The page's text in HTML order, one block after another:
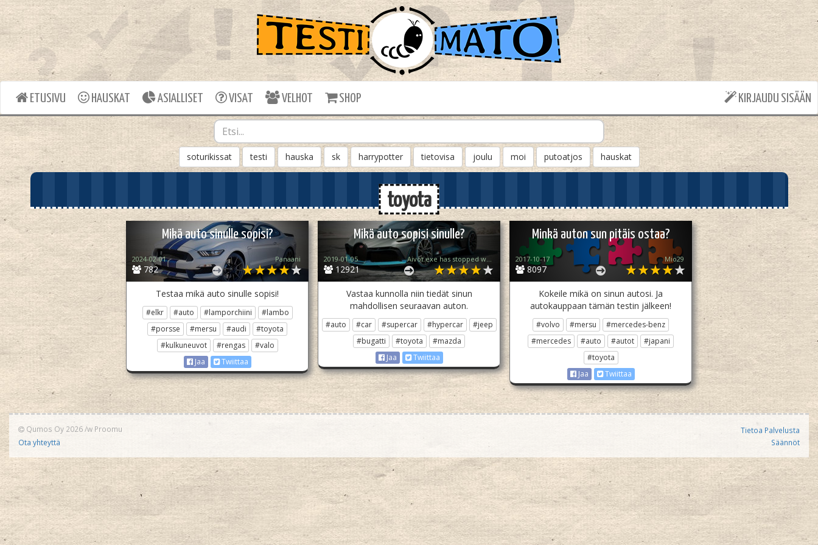
ETUSIVU HAUSKAT ASIALLISET VISAT VELHOT SHOP KIRJAUDU SISÄÄN
soturikissat testi hauska sk harrypotter tietovisa joulu moi putoatjos hauskat
toyota
Mikä auto sinulle sopisi?
782
2024-02-01 Panaani
Testaa mikä auto sinulle sopisi!
#elkr #auto #lamporchiini
#lambo
#porsse
#mersu #audi
#toyota
#kulkuneuvot
#rengas
#valo
Jaa
Twiittaa
Mikä auto sopisi sinulle?
12921
2019-01-05 Aivot.exe has stopped working
Vastaa kunnolla niin tiedät sinun
mahdollisen seuraavan auton.
#auto #car #supercar #hypercar
#jeep
#bugatti
#toyota
#mazda
Jaa
Twiittaa
Minkä auton sun pitäis ostaa?
8097
2017-10-17 Mio29
Kokeile mikä on sinun autosi. Ja
autokauppaan tämän testin jälkeen!
#volvo #mersu
#mercedes-benz
#mercedes
#auto #autot
#japani
#toyota
Jaa
Twiittaa
Qumos Oy 2026/w Proomu
Ota yhteyttä
Tietoa Palvelusta
Säännöt